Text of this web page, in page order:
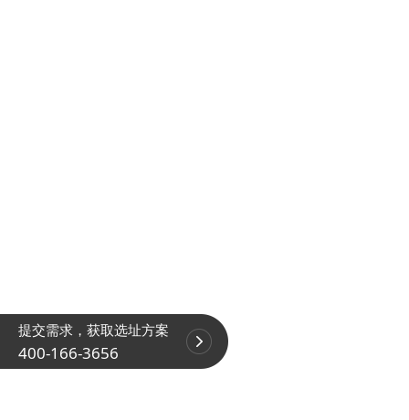
提交需求，获取选址方案
400-166-3656